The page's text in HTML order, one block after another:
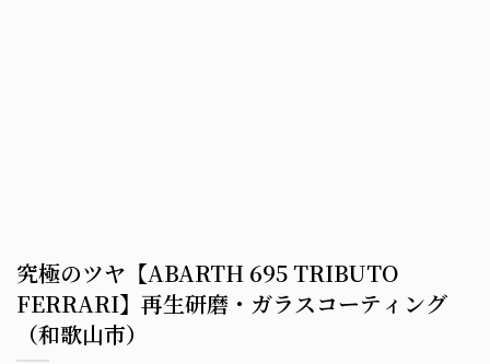
究極のツヤ【ABARTH 695 TRIBUTO
FERRARI】再生研磨・ガラスコーティング
（和歌山市）